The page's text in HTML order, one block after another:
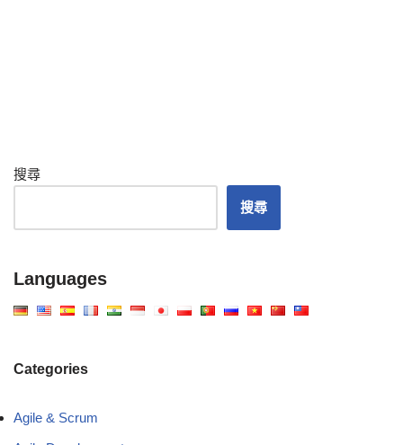
搜尋
搜尋
Languages
Categories
Agile & Scrum